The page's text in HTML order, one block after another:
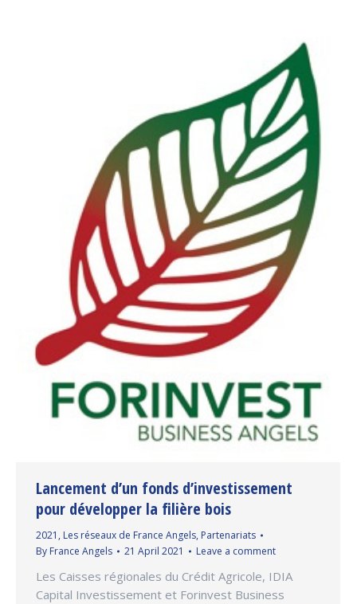
Lancement d’un fonds d’investissement
pour développer la filière bois
2021 , Les réseaux de France Angels, Partenariats
By France Angels 21 April 2021 Leave a comment
Les Caisses régionales du Crédit Agricole, IDIA
Capital Investissement et Forinvest Business